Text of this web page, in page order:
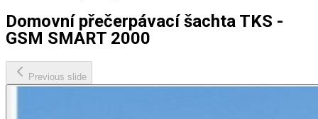
Domovní přečerpávací šachta TKS -
GSM SMART 2000
Previous slide